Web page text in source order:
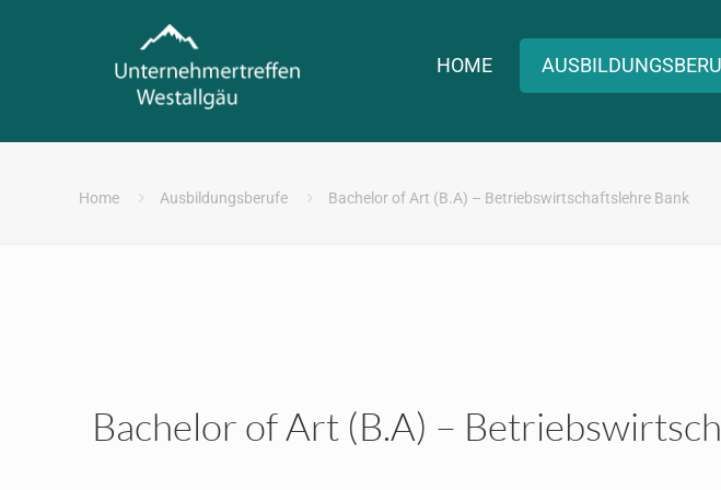
HOME
Home Ausbildungsberufe Bachelor of Art (B.A) – Betriebswirtschaftslehre Bank
Bachelor of Art (B.A) –